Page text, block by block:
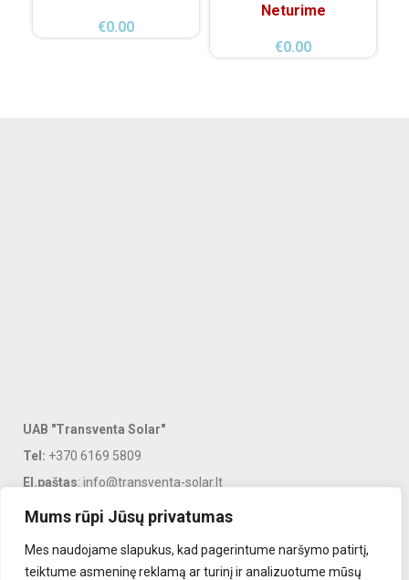
Mums rūpi Jūsų privatumas
Mes naudojame slapukus, kad pagerintume naršymo patirtį,
teiktume asmeninę reklamą ar turinį ir analizuotume mūsų
€0.00
Neturime
€0.00
UAB "Transventa Solar"
Tel: +370 6169 5809
El.paštas: info@transventa-solar.lt
Adresas
: J. Dalinkevičiaus g. 2K, Naujoji Akmenė, LT-85118
PASLAUGOS